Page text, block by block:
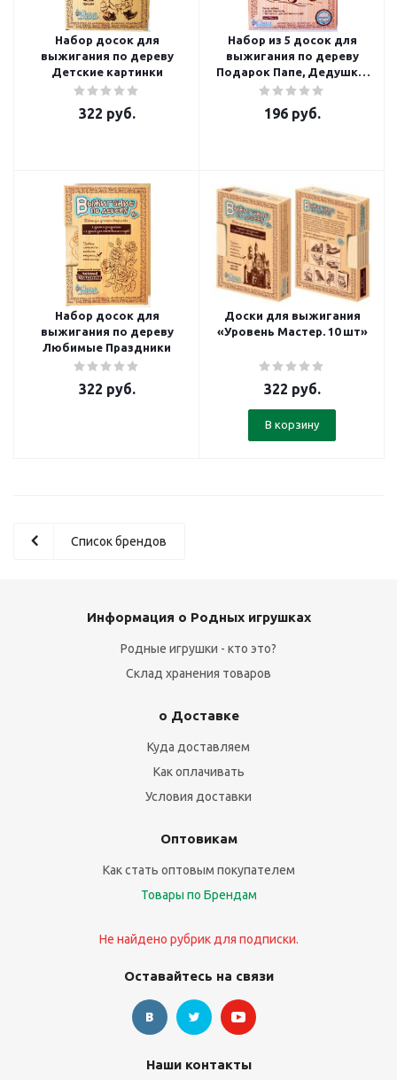
Набор досок для
выжигания по дереву
Детские картинки
322 руб.
Набор из 5 досок для
выжигания по дереву
Подарок Папе, Дедушке,
Брату!
196руб.
Набор досок для
выжигания по дереву
Любимые Праздники
322 руб.
Доски для выжигания
«Уровень Мастер. 10 шт»
322 руб.
В корзину
Список брендов
Информация о Родных игрушках
Родные игрушки - кто это?
Склад хранения товаров
о Доставке
Куда доставляем
Как оплачивать
Условия доставки
Оптовикам
Как стать оптовым покупателем
Товары по Брендам
Не найдено рубрик для подписки.
Оставайтесь на связи
Наши контакты